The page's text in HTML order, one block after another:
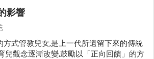
影響
方式管教兒女,是上一代所遺留下來的傳統
兒觀念逐漸改變,鼓勵以「正向回饋」的方